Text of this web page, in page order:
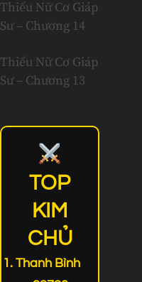
Thiếu Nữ Cơ Giáp
Sư – Chương 14
Thiếu Nữ Cơ Giáp
Sư – Chương 13
TOP
KIM
CHỦ
Thanh Bình